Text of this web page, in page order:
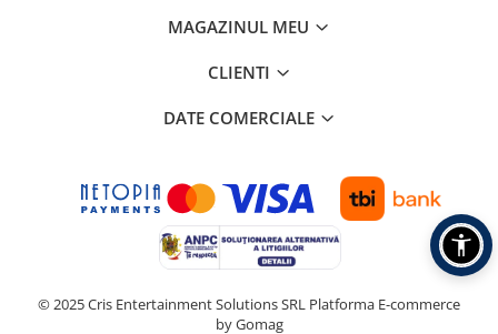
MAGAZINUL MEU
CLIENTI
DATE COMERCIALE
© 2025 Cris Entertainment Solutions SRL Platforma E-commerce
by Gomag